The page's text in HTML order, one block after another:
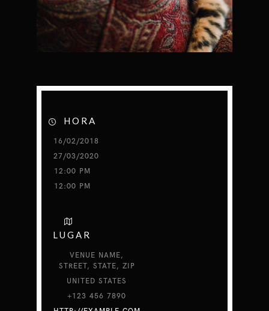
HORA
16/02/2018
27/03/2020
12:00 PM
12:00 PM
LUGAR
VENUE NAME,
STREET, STATE, ZIP
UNITED STATES
+123 456 7890